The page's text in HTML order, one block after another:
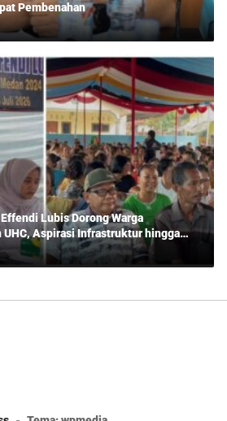
Pembenahan
Lubis Dorong Warga
UHC, Aspirasi Infrastruktur hingga
dalam Reses Medan Amplas